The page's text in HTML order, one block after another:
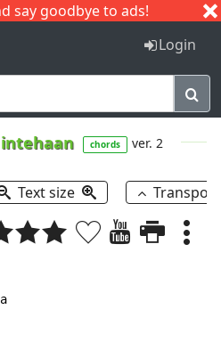
say goodbye to ads!
I J
Login
intehaan chords ver. 2
Text size